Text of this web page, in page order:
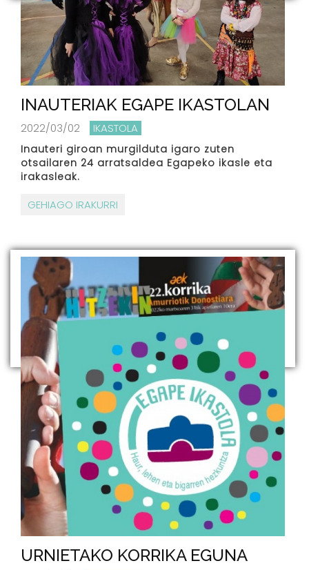
INAUTERIAK EGAPE IKASTOLAN
2022/03/02 IKASTOLA
Inauteri giroan murgilduta igaro zuten
otsailaren 24 arratsaldea Egapeko ikasle eta
irakasleak.
GEHIAGO IRAKURRI
URNIETAKO KORRIKA EGUNA